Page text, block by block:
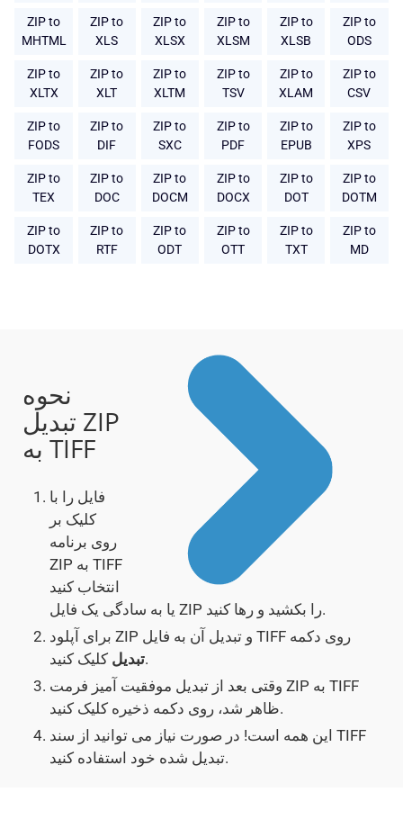
ZIP to
MHTML
ZIP to
XLS
ZIP to
XLSX
ZIP to
XLSM
ZIP to
XLSB
ZIP to
ODS
ZIP to
XLTX
ZIP to
XLT
ZIP to
XLTM
ZIP to
TSV
ZIP to
XLAM
ZIP to
CSV
ZIP to
FODS
ZIP to
DIF
ZIP to
SXC
ZIP to
PDF
ZIP to
EPUB
ZIP to
XPS
ZIP to
TEX
ZIP to
DOC
ZIP to
DOCM
ZIP to
DOCX
ZIP to
DOT
ZIP to
DOTM
ZIP to
DOTX
ZIP to
RTF
ZIP to
ODT
ZIP to
OTT
ZIP to
TXT
ZIP to
MD
نحوه
تبدیل ZIP
به TIFF
فایل را با
کلیک بر
روی برنامه
ZIP به TIFF
انتخاب کنید
یا به سادگی یک فایل ZIP را بکشید و رها کنید.
برای آپلود ZIP و تبدیل آن به فایل TIFF روی دکمه
تبدیلکلیک کنید.
وقتی بعد از تبدیل موفقیت آمیز فرمت ZIP به TIFF
ظاهر شد، روی دکمه ذخیره کلیک کنید.
این همه است! در صورت نیاز می توانید از سند TIFF
تبدیل شده خود استفاده کنید.